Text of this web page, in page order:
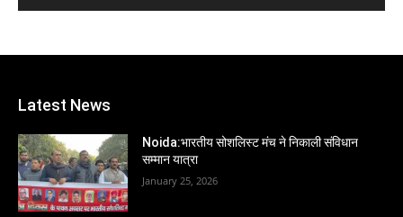
Latest News
Noida:भारतीय सोशलिस्ट मंच ने निकाली संविधान
सम्मान यात्रा
January 25, 2026